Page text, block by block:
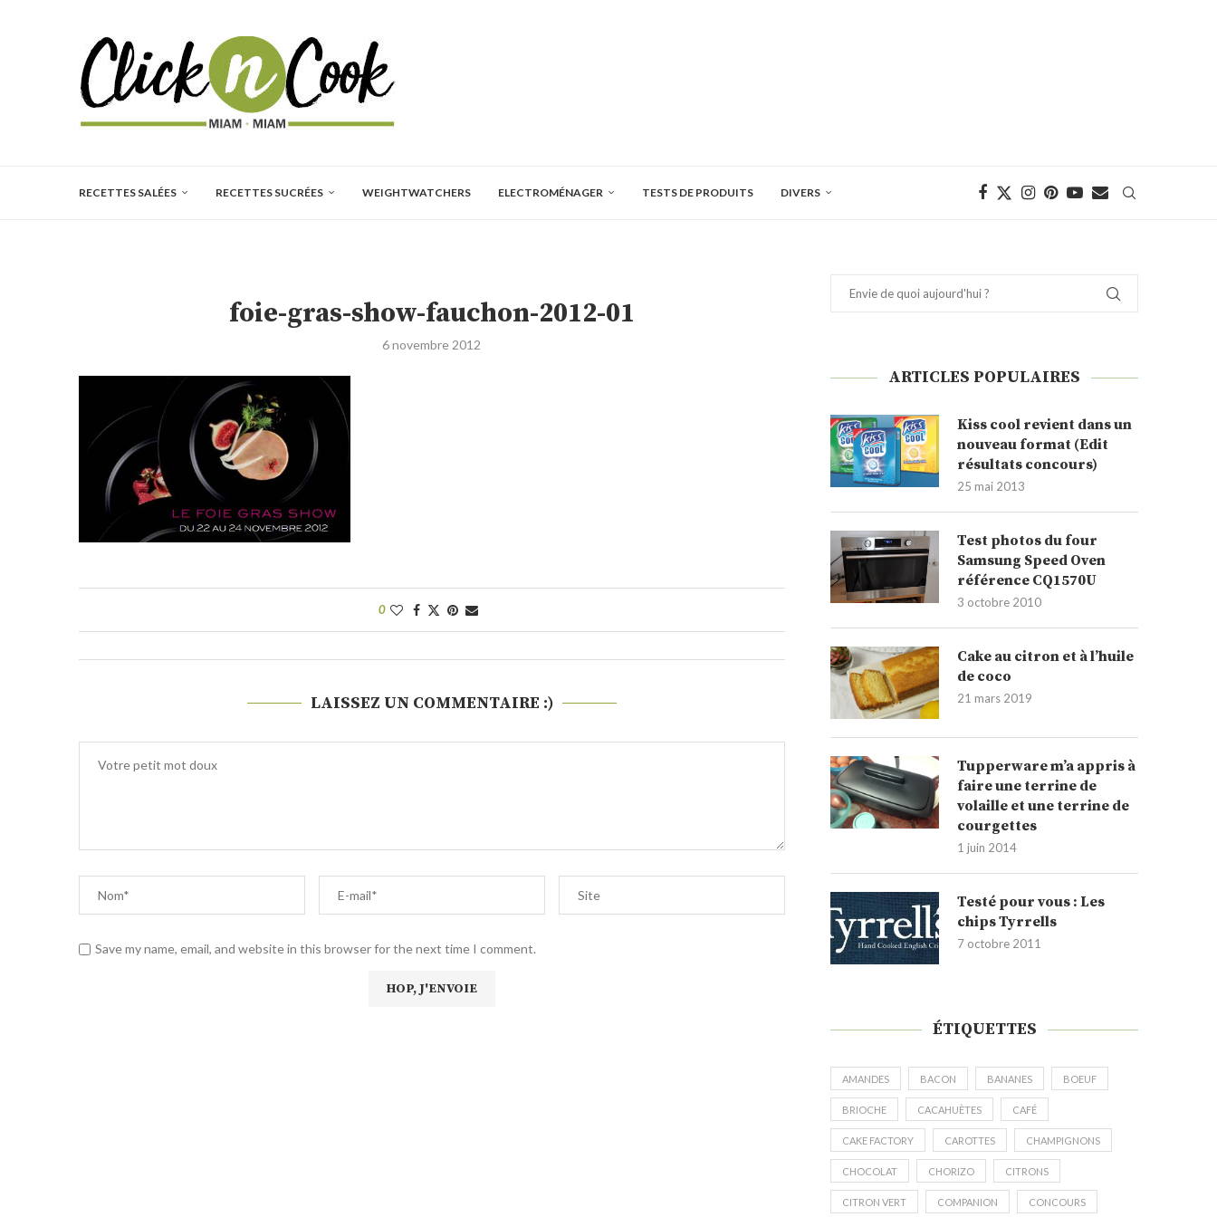
RECETTES SALÉES RECETTES SUCRÉES WEIGHTWATCHERS ELECTROMÉNAGER TESTS DE PRODUITS DIVERS
foie-gras-show-fauchon-2012-01
6 novembre 2012
0
LAISSEZ UN COMMENTAIRE :)
Save my name, email, and website in this browser for the next time I comment.
ARTICLES POPULAIRES
Kiss cool revient dans un
nouveau format (Edit
résultats concours)
25 mai 2013
Test photos du four
Samsung Speed Oven
référence CQ1570U
3 octobre 2010
Cake au citron et à l’huile
de coco
21 mars 2019
Tupperware m’a appris à
faire une terrine de
volaille et une terrine de
courgettes
1 juin 2014
Testé pour vous : Les
chips Tyrrells
7 octobre 2011
ÉTIQUETTES
AMANDES BACON BANANES BOEUF
BRIOCHE CACAHUÈTES CAFÉ
CAKE FACTORY CAROTTES CHAMPIGNONS
CHOCOLAT CHORIZO CITRONS
CITRON VERT COMPANION CONCOURS